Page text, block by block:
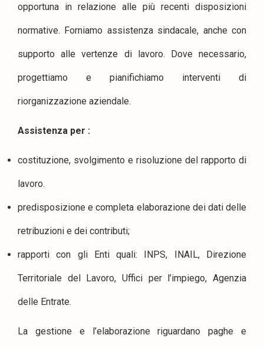
opportuna in relazione alle più recenti disposizioni
normative. Forniamo assistenza sindacale, anche con
supporto alle vertenze di lavoro. Dove necessario,
progettiamo e pianifichiamo interventi di
riorganizzazione aziendale.
Assistenza per :
costituzione, svolgimento e risoluzione del rapporto di
lavoro.
predisposizione e completa elaborazione dei dati delle
retribuzioni e dei contributi;
rapporti con gli Enti quali: INPS, INAIL, Direzione
Territoriale del Lavoro, Uffici per l’impiego, Agenzia
delle Entrate.
La gestione e l’elaborazione riguardano paghe e